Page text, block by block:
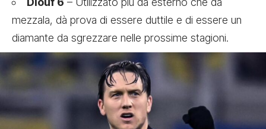
mezzala, dà prova di essere duttile e di essere un
diamante da sgrezzare nelle prossime stagioni.